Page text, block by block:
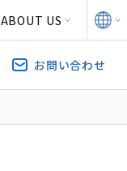
ABOUT US
お問い合わせ